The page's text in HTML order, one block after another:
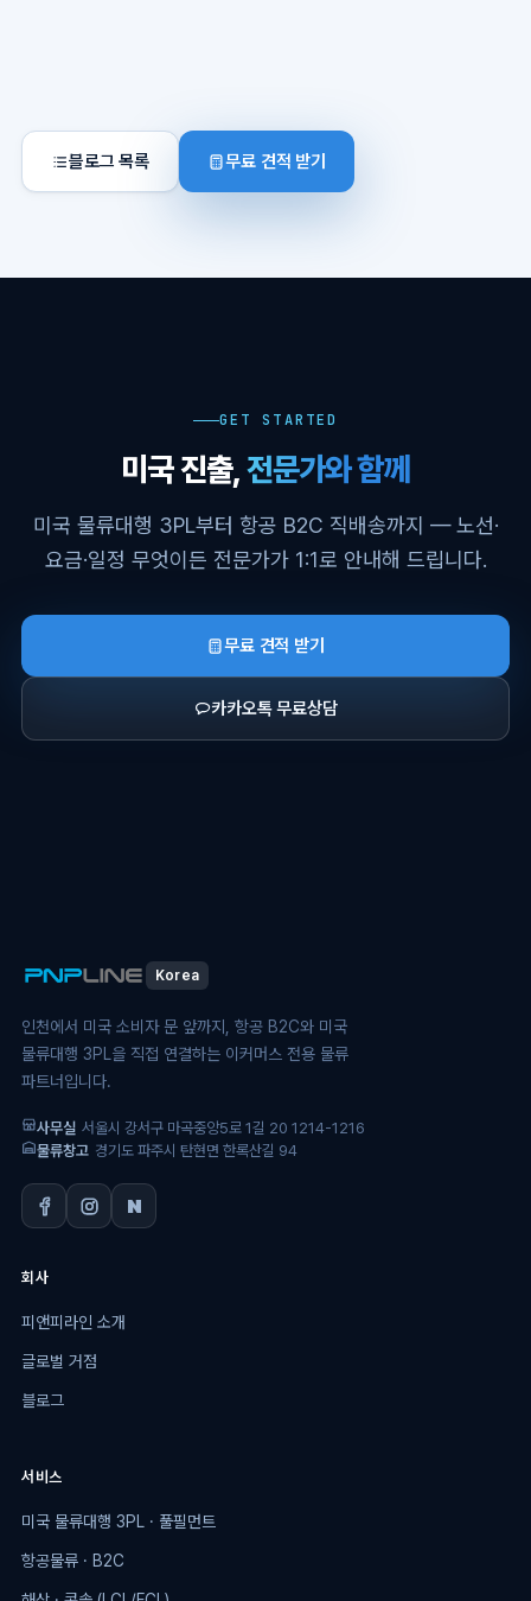
블로그 목록 무료 견적 받기
GET STARTED
미국 진출,전문가와 함께
미국 물류대행 3PL부터 항공 B2C 직배송까지 — 노선·
요금·일정 무엇이든 전문가가 1:1로 안내해 드립니다.
무료 견적 받기
카카오톡 무료상담
Korea
인천에서 미국 소비자 문 앞까지, 항공 B2C와 미국
물류대행 3PL을 직접 연결하는 이커머스 전용 물류
파트너입니다.
사무실 서울시 강서구 마곡중앙5로 1길 20 1214-1216
물류창고 경기도 파주시 탄현면 한록산길 94
회사
피앤피라인 소개
글로벌 거점
블로그
서비스
미국 물류대행 3PL · 풀필먼트
항공물류 · B2C